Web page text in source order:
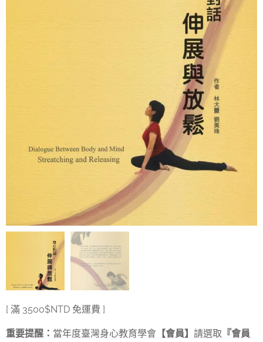
[ 滿 3500$NTD 免運費 ]
重要提醒： 當年度臺灣身心教育學會 【會員】 請選取 『會員